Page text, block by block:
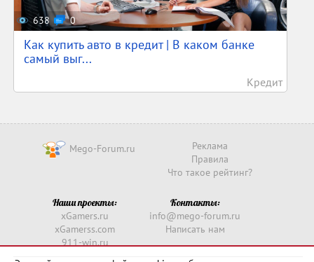
638 0
Как купить авто в кредит | В каком банке
самый выг...
Кредит
Mego-Forum.ru
Реклама
Правила
Что такое рейтинг?
Наши проекты:
xGamers.ru
xGamerss.com
911-win.ru
Контакты:
info@mego-forum.ru
Написать нам